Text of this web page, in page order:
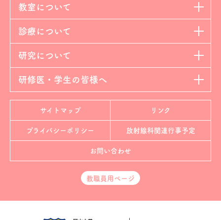
教室について
診療について
研究について
研修医・学生の皆様へ
サイトマップ リンク
プライバシーポリシー 放射線科関連行事予定
お問い合わせ
教職員用ページ